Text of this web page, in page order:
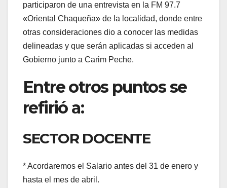
participaron de una entrevista en la FM 97.7
«Oriental Chaqueña» de la localidad, donde entre
otras consideraciones dio a conocer las medidas
delineadas y que serán aplicadas si acceden al
Gobierno junto a Carim Peche.
Entre otros puntos se
refirió a:
SECTOR DOCENTE
* Acordaremos el Salario antes del 31 de enero y
hasta el mes de abril.